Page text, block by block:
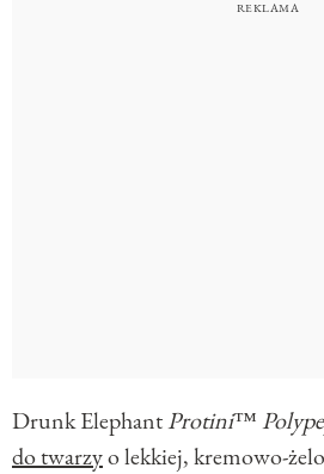
Drunk ElephantProtini™
do twarzyo lekkiej, kremowo-